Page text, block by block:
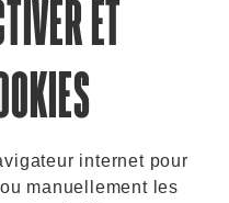
ET
internet pour
manuellement les